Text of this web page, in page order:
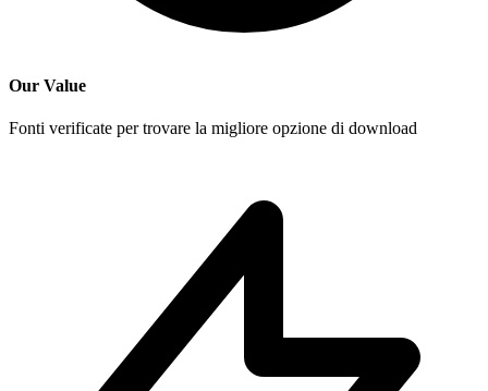
Our Value
Fonti verificate per trovare la migliore opzione di download